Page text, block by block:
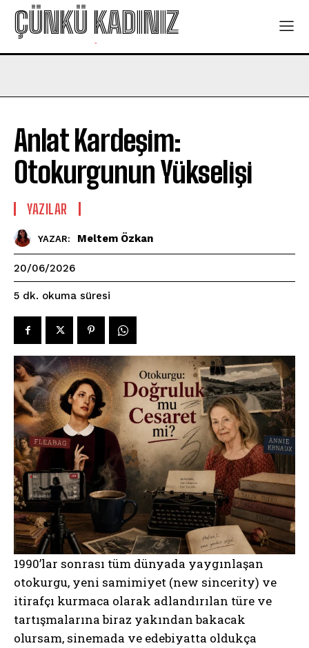
ÇÜNKÜ KADINIZ
-
Anlat Kardeşim:
Otokurgunun Yükselişi
YAZILAR
YAZAR: Meltem Özkan
20/06/2026
5 dk. okuma süresi
1990’lar sonrası tüm dünyada yaygınlaşan
otokurgu, yeni samimiyet (new sincerity) ve
itirafçı kurmaca olarak adlandırılan türe ve
tartışmalarına biraz yakından bakacak
olursam, sinemada ve edebiyatta oldukça